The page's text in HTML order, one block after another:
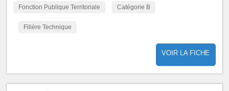
Fonction Publique Territoriale Catégorie B
Filière Technique
VOIR LA FICHE